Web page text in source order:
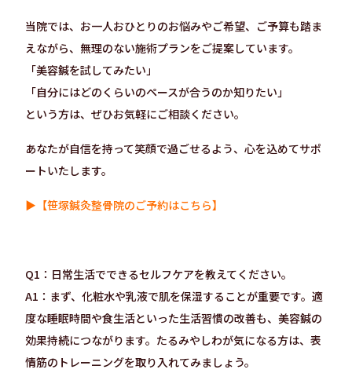
当院では、お一人おひとりのお悩みやご希望、ご予算も踏ま
えながら、無理のない施術プランをご提案しています。
「美容鍼を試してみたい」
「自分にはどのくらいのペースが合うのか知りたい」
という方は、ぜひお気軽にご相談ください。
あなたが自信を持って笑顔で過ごせるよう、心を込めてサポ
ートいたします。
▶【笹塚鍼灸整骨院のご予約はこちら】
Q1：日常生活でできるセルフケアを教えてください。
A1：まず、化粧水や乳液で肌を保湿することが重要です。適
度な睡眠時間や食生活といった生活習慣の改善も、美容鍼の
効果持続につながります。たるみやしわが気になる方は、表
情筋のトレーニングを取り入れてみましょう。